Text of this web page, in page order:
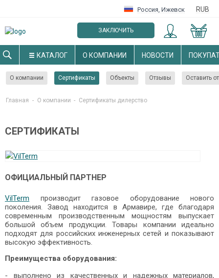
Россия, Ижевск RUB
ЗАКЛЮЧИТЬ
ОПТОВЫЙ ДОГОВОР
КАТАЛОГ О КОМПАНИИ НОВОСТИ
О компании Сертификаты Объекты Отзывы Оставить
Главная - О компании - Cертификаты дилерство
СЕРТИФИКАТЫ
ОФИЦИАЛЬНЫЙ ПАРТНЕР
VilTerm производит газовое оборудование нового
поколения. Завод находится в Армавире, где благодаря
современным производственным мощностям выпускает
большой объем продукции. Товары компании идеально
подходят для российских инженерных сетей и показывают
высокую эффективность.
Преимущества оборудования:
- выполнено из качественных и надежных материалов,